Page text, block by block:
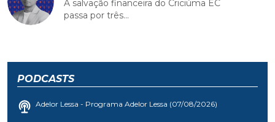
A salvação financeira do Criciúma EC
passa por três...
PODCASTS
Adelor Lessa - Programa Adelor Lessa (07/08/2026)